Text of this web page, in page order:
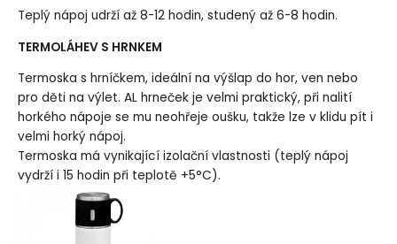
Teplý nápoj udrží až 8-12 hodin, studený až 6-8 hodin.
TERMOLÁHEV S HRNKEM
Termoska s hrníčkem, ideální na výšlap do hor, ven nebo
pro děti na výlet. AL hrneček je velmi praktický, při nalití
horkého nápoje se mu neohřeje oušku, takže lze v klidu pít i
velmi horký nápoj.
Termoska má vynikající izolační vlastnosti (teplý nápoj
vydrží i 15 hodin při teplotě +5°C).